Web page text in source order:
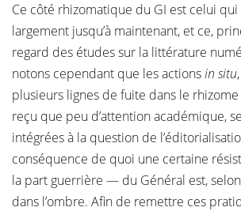
Ce côté rhizomatique du GI est celui
largement jusqu’à maintenant, et ce,
regard des études sur la littérature
notons cependant que les actionsin situ
plusieurs lignes de fuite dans le rhizome
reçu que peu d’attention académique,
intégrées à la question de
conséquence de quoi une certaine
la part guerrière — du Général est,
dans l’ombre. Afin de remettre ces